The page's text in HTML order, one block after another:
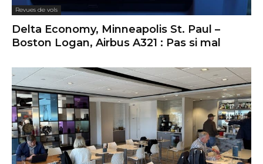
Revues de vols
Delta Economy, Minneapolis St. Paul –
Boston Logan, Airbus A321 : Pas si mal